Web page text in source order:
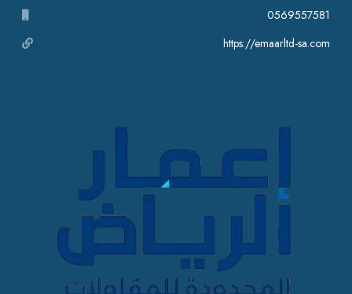
0569557581
https://emaarltd-sa.com